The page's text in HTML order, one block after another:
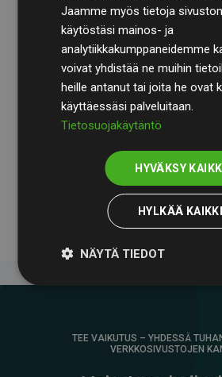
TilintarkastusyhtiöBDOkäy
laskelmamme ja menetelmämme
läpinäkyvyyden ja luotettavuuden.
Heidän tarkastuksensa osoittavat,
ilmastohankkeisiin kompensoivat
arvioiduista CO₂-päästöistä
selkeä todiste toimintatapamme
TEE VAIKUTUS – YHDESSÄ
VERKKOSIVUSTOJEN
Jaamme myös tietoja
käytöstäsi mainos- ja
analytiikkakumppaneidemme
voivat yhdistää ne muihin
heille antanut tai joita he ovat
käyttäessäsi palveluitaan.
Tietosuojakäytäntö
HYVÄKSY
HYLKÄÄ KAIKKI
NÄYTÄ TIEDOT